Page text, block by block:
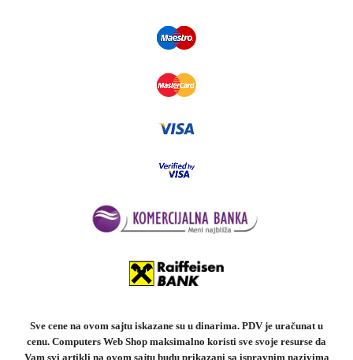
Sve cene na ovom sajtu iskazane su u dinarima. PDV je uračunat u
cenu. Computers Web Shop maksimalno koristi sve svoje resurse da
Vam svi artikli na ovom sajtu budu prikazani sa ispravnim nazivima